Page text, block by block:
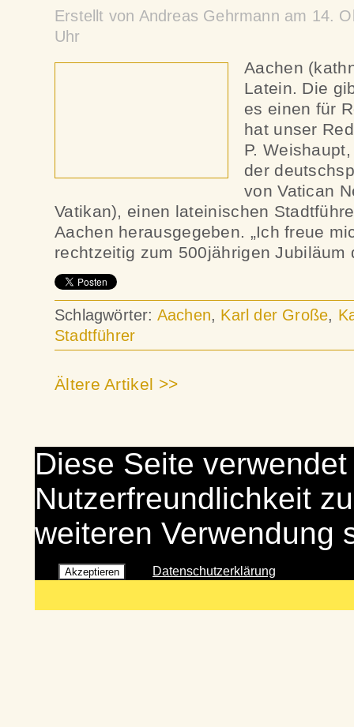
Erstellt von Andreas Gehrmann am 14.
Uhr
Aachen
Latein. Die
es einen für
hat unser
P.
der
von Vatican
Vatikan), einen lateinischen
Aachen herausgegeben. „Ich freue
rechtzeitig zum 500jährigen
Schlagwörter: Aachen, Karl der Große,
Stadtführer
Ältere Artikel >>
Diese Seite
Nutzerfreundlichkeit
weiteren Verwendung
Akzeptieren Datenschutzerklärung